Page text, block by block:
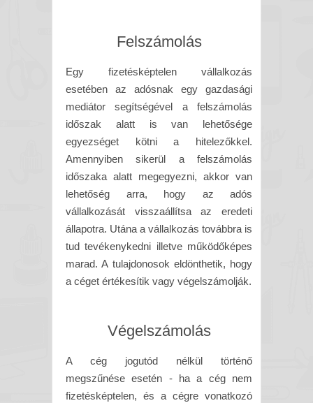
Felszámolás
Egy fizetésképtelen vállalkozás
esetében az adósnak egy gazdasági
mediátor segítségével a felszámolás
időszak alatt is van lehetősége
egyezséget kötni a hitelezőkkel.
Amennyiben sikerül a felszámolás
időszaka alatt megegyezni, akkor van
lehetőség arra, hogy az adós
vállalkozását visszaállítsa az eredeti
állapotra. Utána a vállalkozás továbbra is
tud tevékenykedni illetve működőképes
marad. A tulajdonosok eldönthetik, hogy
a céget értékesítik vagy végelszámolják.
Végelszámolás
A cég jogutód nélkül történő
megszűnése esetén - ha a cég nem
fizetésképtelen, és a cégre vonatkozó